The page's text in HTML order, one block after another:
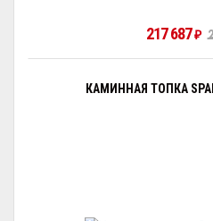
217 687₽
КАМИННАЯ ТОПКА